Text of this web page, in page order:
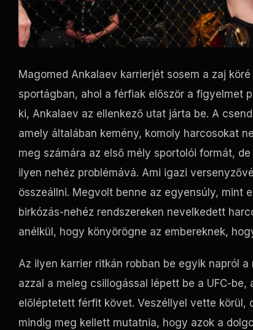
Magomed Ankalaev karrierjét sosem a zaj
sportágban, ahol a férfiak először a figyelmet
ki, Ankalaev az ellenkező utat járta be. A
amely általában kemény, komoly harcosokat
meg számára az első mély sportolói formát,
ilyen nehéz problémává. Ami igazi
összeállni. Megvolt benne az egyensúly, mint
birkózás-nehéz rendszereken nevelkedett
anélkül, hogy könyörögne az embereknek,
Az ilyen karrier ritkán robban be egyik napról
azzal a meleg csillogással lépett be a UFC-
előléptetett férfit követ. Veszéllyel vette körül,
mindig meg kellett mutatnia, hogy azok a